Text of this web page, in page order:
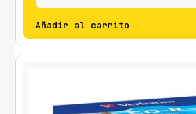
Añadir al carrito